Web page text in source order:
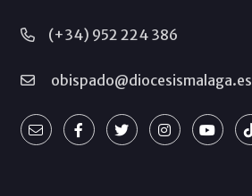
(+34) 952 224 386
obispado@diocesismalaga.es